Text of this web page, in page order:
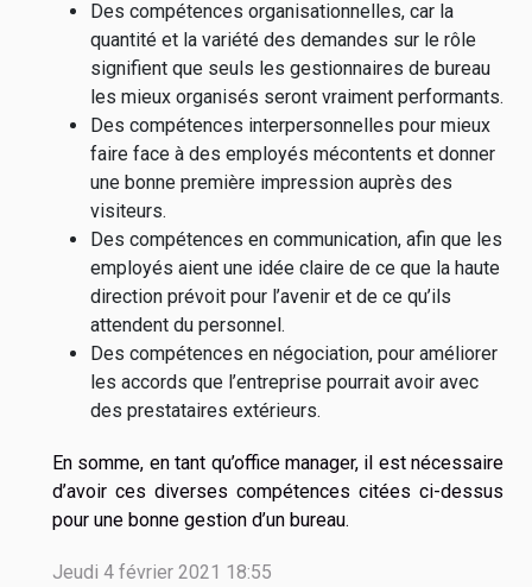
Des compétences organisationnelles, car la
quantité et la variété des demandes sur le rôle
signifient que seuls les gestionnaires de bureau
les mieux organisés seront vraiment performants.
Des compétences interpersonnelles pour mieux
faire face à des employés mécontents et donner
une bonne première impression auprès des
visiteurs.
Des compétences en communication, afin que les
employés aient une idée claire de ce que la haute
direction prévoit pour l’avenir et de ce qu’ils
attendent du personnel.
Des compétences en négociation, pour améliorer
les accords que l’entreprise pourrait avoir avec
des prestataires extérieurs.
En somme, en tant qu’office manager, il est nécessaire
d’avoir ces diverses compétences citées ci-dessus
pour une bonne gestion d’un bureau.
Jeudi 4 février 2021 18:55